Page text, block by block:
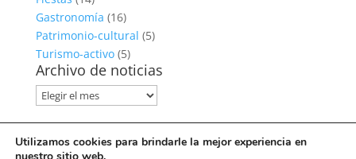
Gastronomía (16)
Patrimonio-cultural (5)
Turismo-activo(5)
Archivo de noticias
Archivo
Política de cookies
Utilizamos cookies para brindarle la mejor experiencia en